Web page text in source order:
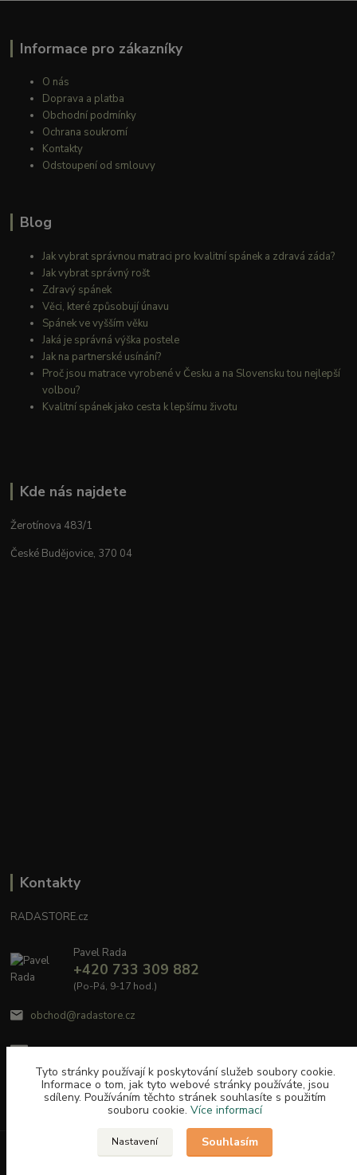
Informace pro zákazníky
O nás
Doprava a platba
Obchodní podmínky
Ochrana soukromí
Kontakty
Odstoupení od smlouvy
Blog
Jak vybrat správnou matraci pro kvalitní spánek a zdravá záda?
Jak vybrat správný rošt
Zdravý spánek
Věci, které způsobují únavu
Spánek ve vyšším věku
Jaká je správná výška postele
Jak na partnerské usínání?
Proč jsou matrace vyrobené v Česku a na Slovensku tou nejlepší
volbou?
Kvalitní spánek jako cesta k lepšímu životu
Kde nás najdete
Žerotínova 483/1
České Budějovice, 370 04
Kontakty
RADASTORE.cz
Pavel Rada
+420 733 309 882
(Po-Pá, 9-17 hod.)
obchod@radastore.cz
Upravit sběr cookies.
Tyto stránky používají k poskytování služeb soubory cookie.
Informace o tom, jak tyto webové stránky používáte, jsou
sdíleny. Používáním těchto stránek souhlasíte s použitím
souboru cookie. Více informací
Nastavení Souhlasím